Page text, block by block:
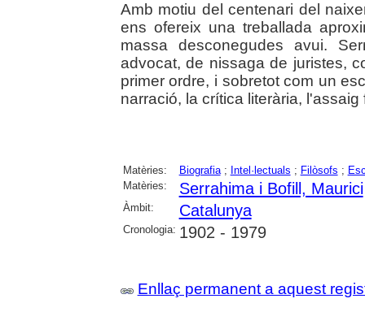
Amb motiu del centenari del
ens ofereix una treballada
massa desconegudes avui.
advocat, de nissaga de juristes,
primer ordre, i sobretot com un
narració, la crítica literària,
Matèries: Biografia; Intel·lectuals ; Filòsofs ;
Matèries:
Serrahima i Bofill, Maurici
Àmbit: Catalunya
Cronologia: 1902 - 1979
Enllaç permanent a aquest